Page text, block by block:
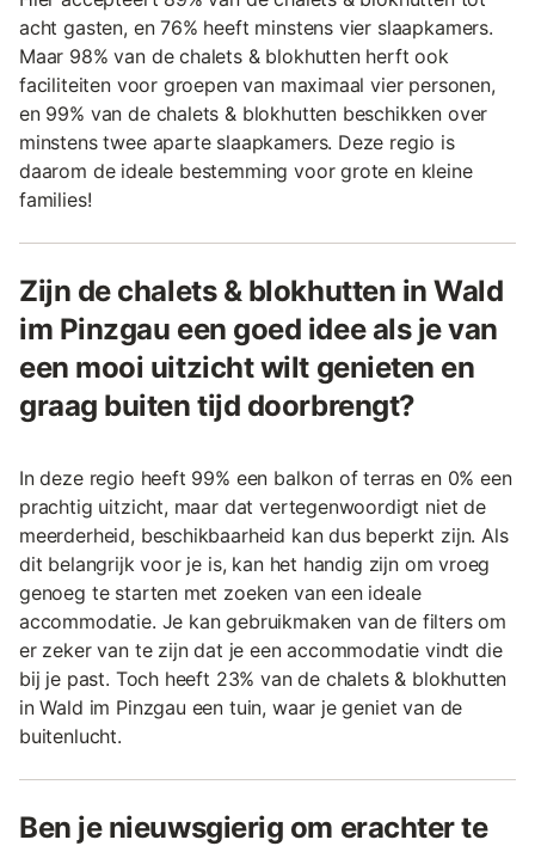
acht gasten, en 76% heeft minstens vier slaapkamers.
Maar 98% van de chalets & blokhutten herft ook
faciliteiten voor groepen van maximaal vier personen,
en 99% van de chalets & blokhutten beschikken over
minstens twee aparte slaapkamers. Deze regio is
daarom de ideale bestemming voor grote en kleine
families!
Zijn de chalets & blokhutten in Wald
im Pinzgau een goed idee als je van
een mooi uitzicht wilt genieten en
graag buiten tijd doorbrengt?
In deze regio heeft 99% een balkon of terras en 0% een
prachtig uitzicht, maar dat vertegenwoordigt niet de
meerderheid, beschikbaarheid kan dus beperkt zijn. Als
dit belangrijk voor je is, kan het handig zijn om vroeg
genoeg te starten met zoeken van een ideale
accommodatie. Je kan gebruikmaken van de filters om
er zeker van te zijn dat je een accommodatie vindt die
bij je past. Toch heeft 23% van de chalets & blokhutten
in Wald im Pinzgau een tuin, waar je geniet van de
buitenlucht.
Ben je nieuwsgierig om erachter te